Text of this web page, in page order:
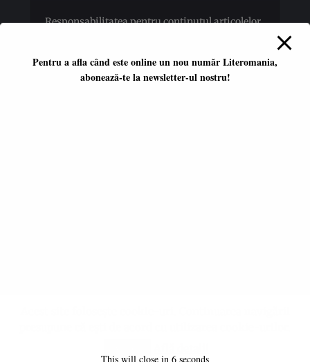
Responsabilitatea pentru conţinutul articolelor
Pentru a afla când este online un nou număr Literomania,
abonează-te la newsletter-ul nostru!
This will close in 4 seconds